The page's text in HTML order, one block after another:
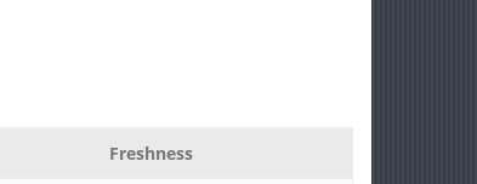
Freshness